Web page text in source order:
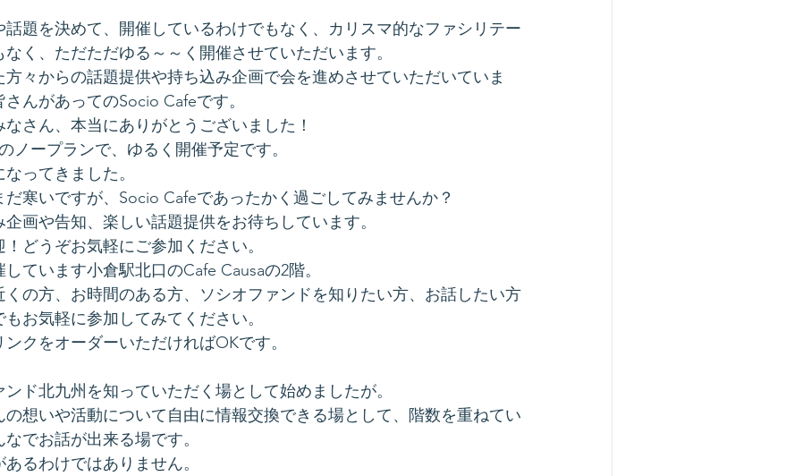
題を決めて、開催しているわけでもなく、カリスマ的なファシリテー
く、ただただゆる～～く開催させていただいます。
々からの話題提供や持ち込み企画で会を進めさせていただいていま
んがあってのSocio Cafeです。
さん、本当にありがとうございました！
ノープランで、ゆるく開催予定です。
ってきました。
だ寒いですが、Socio Cafeであったかく過ごしてみませんか？
画や告知、楽しい話題提供をお待ちしています。
どうぞお気軽にご参加ください。
ています小倉駅北口のCafe Causaの2階。
の方、お時間のある方、ソシオファンドを知りたい方、お話したい方
お気軽に参加してみてください。
クをオーダーいただければOKです。
ド北九州を知っていただく場として始めましたが。
想いや活動について自由に情報交換できる場として、階数を重ねてい
でお話が出来る場です。
るわけではありません。